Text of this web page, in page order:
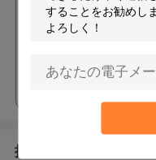
メ
推薦されたプロダクト